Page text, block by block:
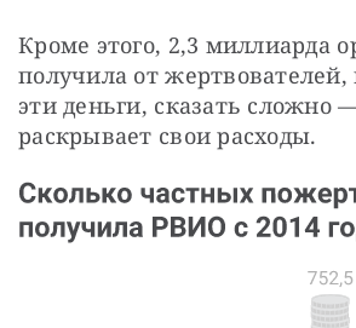
Кроме этого, 2,3 миллиарда
получила от
эти деньги, сказать сложно
раскрывает свои расходы.